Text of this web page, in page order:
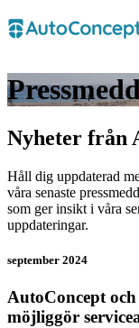
Nyheter från
Håll dig uppdaterad
våra senaste
som ger insikt i våra
uppdateringar.
september 2024
AutoConcept
möjliggör